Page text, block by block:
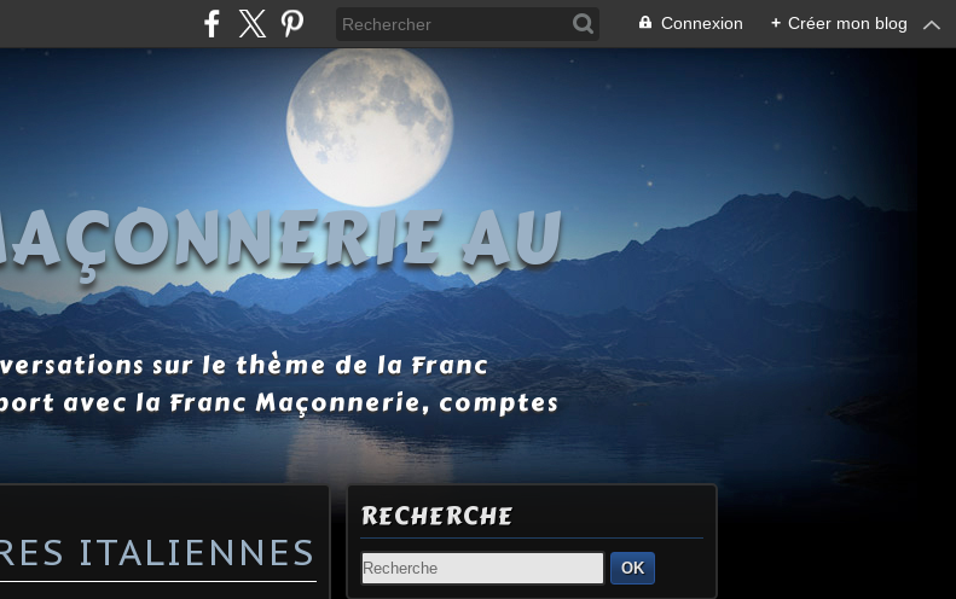
Connexion + Créer mon blog
AU
sur le thème de la Franc
avec la Franc Maçonnerie, comptes
ITALIENNES
RECHERCHE
OK